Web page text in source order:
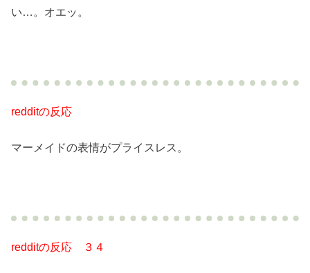
い…。オエッ。
redditの反応
マーメイドの表情がプライスレス。
redditの反応 ３４